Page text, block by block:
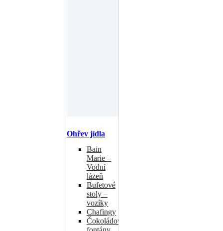
Ohřev jídla
Bain
Marie –
Vodní
lázeň
Bufetové
stoly –
vozíky
Chafingy
Čokoládové